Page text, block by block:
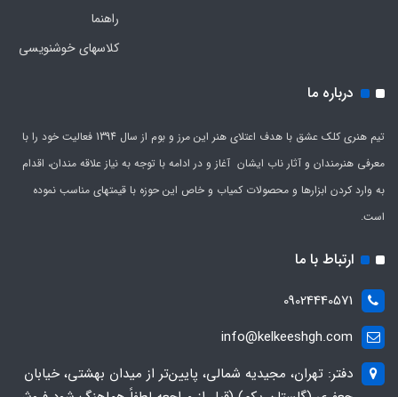
راهنما
کلاسهای خوشنویسی
درباره ما
تیم هنری کلک عشق با هدف اعتلای هنر این مرز و بوم از سال 1394 فعالیت خود را با
معرفی هنرمندان و آثار ناب ایشان آغاز و در ادامه با توجه به نیاز علاقه مندان، اقدام
به وارد کردن ابزارها و محصولات کمیاب و خاص این حوزه با قیمتهای مناسب نموده
است.
ارتباط با ما
09024440571
info@kelkeeshgh.com
دفتر: تهران، مجیدیه شمالی، پایین‌تر از میدان بهشتی، خیابان